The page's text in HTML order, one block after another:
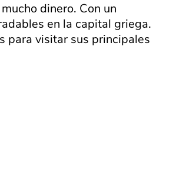
dinero. Con un
en la capital griega.
para visitar sus principales